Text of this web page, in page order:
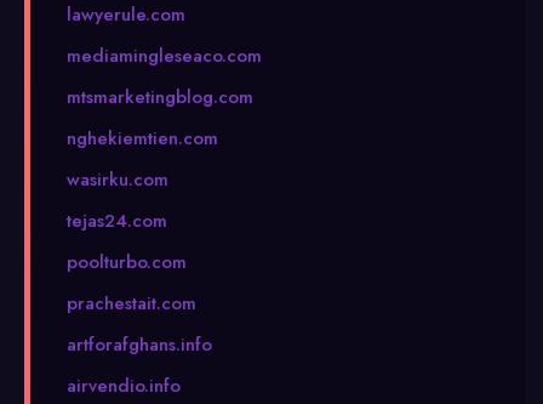
lawyerule.com
mediamingleseaco.com
mtsmarketingblog.com
nghekiemtien.com
wasirku.com
tejas24.com
poolturbo.com
prachestait.com
artforafghans.info
airvendio.info